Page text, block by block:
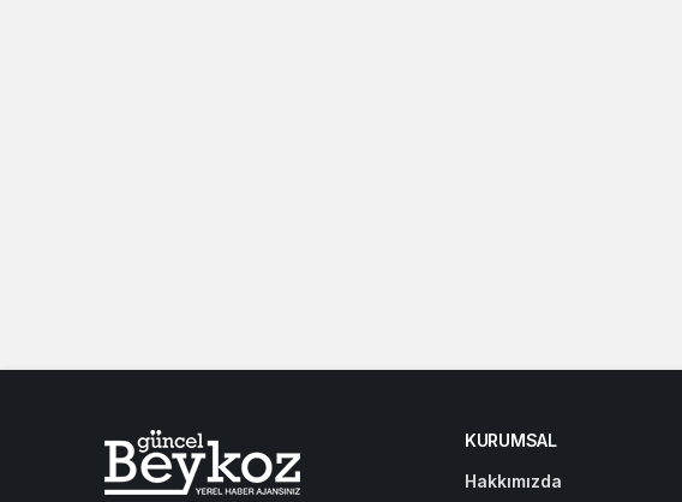
KURUMSAL
Hakkımızda